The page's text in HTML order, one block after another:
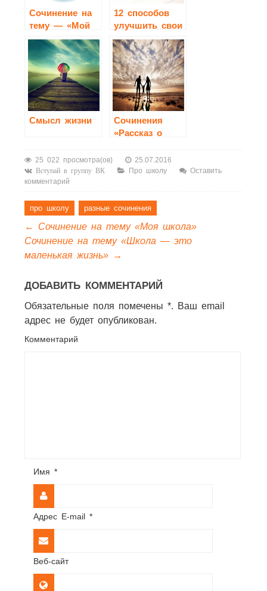
Cочинение на
тему — «Мой
любимый
предмет в
школе»
12 способов
улучшить свои
оценки в
школе
Смысл жизни
Сочинения
«Рассказ о
25 022 просмотра(ов) 25.07.2016
Вступай в группу ВК Про школу
Оставить
комментарий
про школу разные сочинения
←
Сочинение на тему «Моя школа»
Сочинение на тему «Школа — это
маленькая жизнь» →
ДОБАВИТЬ КОММЕНТАРИЙ
Обязательные поля помечены *. Ваш email
адрес не будет опубликован.
Комментарий
Имя *
Адрес E-mail *
Веб-сайт